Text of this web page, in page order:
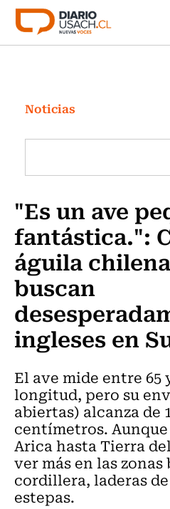
Click acá para ir
Investigación
Cultura
Programas Radio y TV
Noticias
"Es un ave
fantástica.":
águila
buscan
ingleses en
El ave mide entre 65
longitud, pero su
abiertas) alcanza de
centímetros. Aunque
Arica hasta Tierra
ver más en las zonas
cordillera, laderas
estepas.